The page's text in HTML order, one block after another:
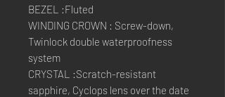
BEZEL :Fluted
WINDING CROWN : Screw-down,
Twinlock double waterproofness
system
CRYSTAL :Scratch-resistant
sapphire, Cyclops lens over the date